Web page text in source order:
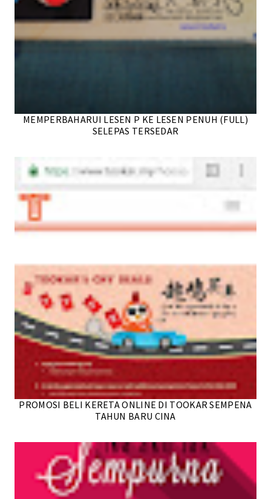
MEMPERBAHARUI LESEN P KE LESEN PENUH (FULL)
SELEPAS TERSEDAR
PROMOSI BELI KERETA ONLINE DI TOOKAR SEMPENA
TAHUN BARU CINA